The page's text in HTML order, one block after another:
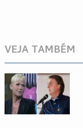
VEJA TAMBÉM